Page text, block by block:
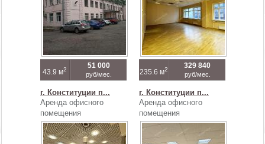
43.9 м2 51 000
руб/мес. 235.6 м2 329 840
руб/мес.
г. Конституции п...
Аренда офисного
помещения
г. Конституции п...
Аренда офисного
помещения